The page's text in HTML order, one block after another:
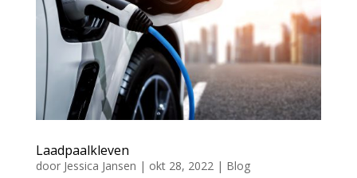
Laadpaalkleven
door Jessica Jansen | okt 28, 2022| Blog